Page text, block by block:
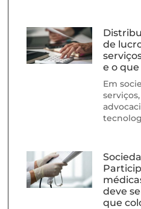
de
e o que
Em
deve
que